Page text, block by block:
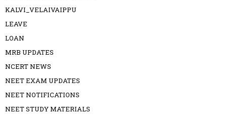
KALVI_VELAIVAIPPU
LEAVE
LOAN
MRB UPDATES
NCERT NEWS
NEET EXAM UPDATES
NEET NOTIFICATIONS
NEET STUDY MATERIALS